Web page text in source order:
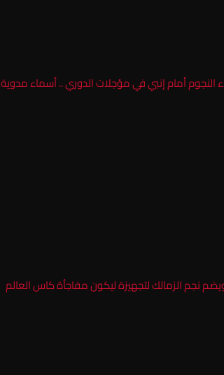
النجوم أمام إنبي في مؤجلات الدوري .. أسماء مدوية
نجم الزمالك لتجهيزة ليكون مفاجأة كاس العالم